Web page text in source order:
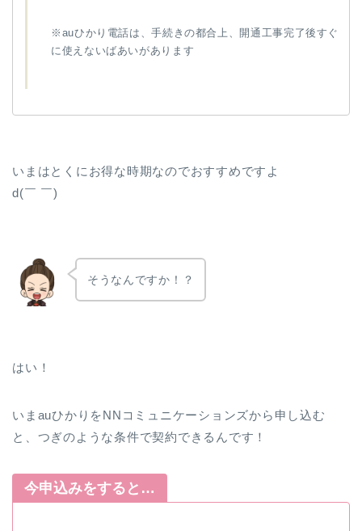
※auひかり電話は、手続きの都合上、開通工事完了後すぐ
に使えないばあいがあります
いまはとくにお得な時期なのでおすすめですよ
d(￣ ￣)
そうなんですか！？
はい！
いまauひかりをNNコミュニケーションズから申し込む
と、つぎのような条件で契約できるんです！
今申込みをすると…